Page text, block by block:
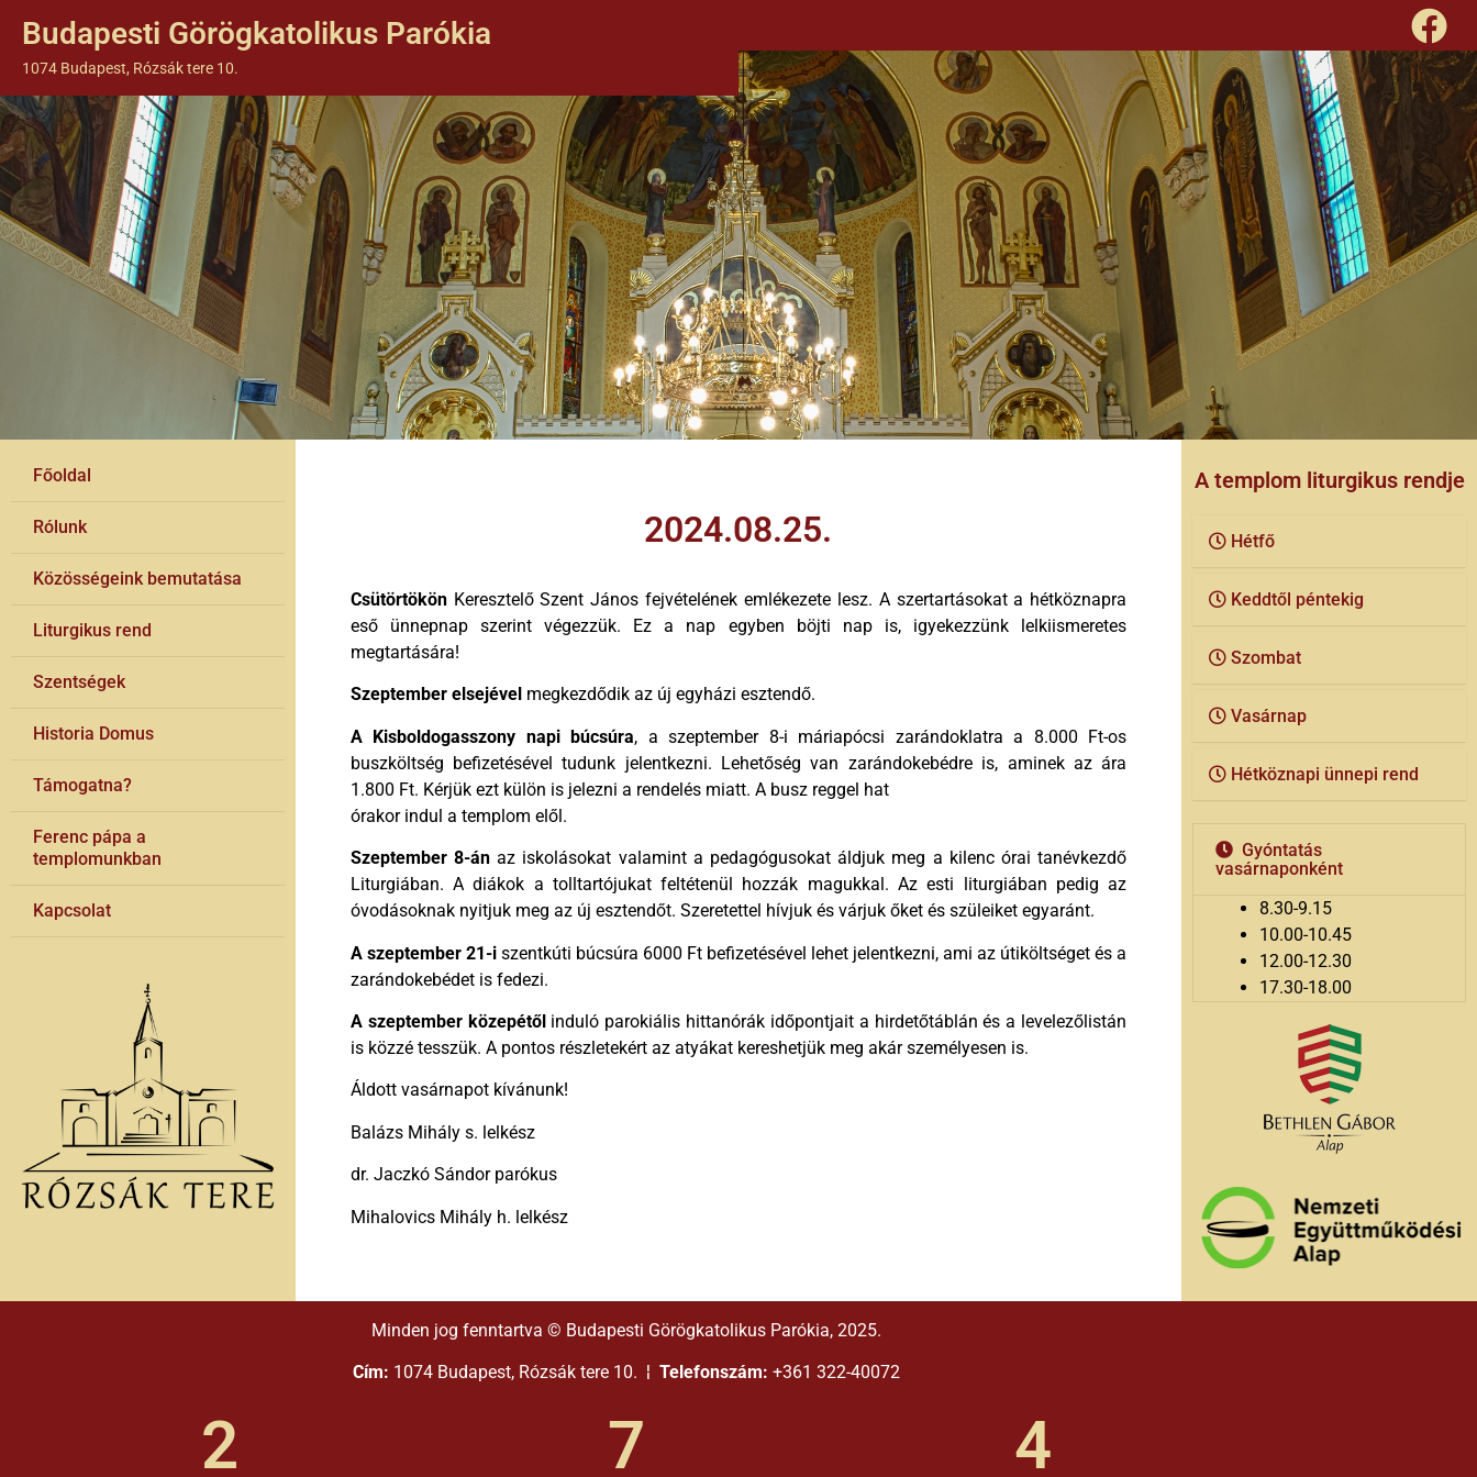
Budapesti Görögkatolikus Parókia
1074 Budapest, Rózsák tere 10.
Főoldal
Rólunk
Közösségeink bemutatása
Liturgikus rend
Szentségek
Historia Domus
Támogatna?
Ferenc pápa a
templomunkban
Kapcsolat
2024.08.25.
CsütörtökönKeresztelő Szent János fejvételének emlékezete lesz. A szertartásokat a hétköznapra
eső ünnepnap szerint végezzük. Ez a nap egyben böjti nap is, igyekezzünk lelkiismeretes
megtartására!
Szeptember elsejével megkezdődik az új egyházi esztendő.
A Kisboldogasszony napi búcsúra, a szeptember 8-i máriapócsi zarándoklatra a 8.000 Ft-os
buszköltség befizetésével tudunk jelentkezni. Lehetőség van zarándokebédre is, aminek az ára
1.800 Ft. Kérjük ezt külön is jelezni a rendelés miatt. A busz reggel hat
órakor indul a templom elől.
Szeptember 8-án az iskolásokat valamint a pedagógusokat áldjuk meg a kilenc órai tanévkezdő
Liturgiában. A diákok a tolltartójukat feltétenül hozzák magukkal. Az esti liturgiában pedig az
óvodásoknak nyitjuk meg az új esztendőt. Szeretettel hívjuk és várjuk őket és szüleiket egyaránt.
A szeptember 21-iszentkúti búcsúra 6000 Ft befizetésével lehet jelentkezni, ami az útiköltséget és a
zarándokebédet is fedezi.
A szeptember közepétőlinduló parokiális hittanórák időpontjait a hirdetőtáblán és a levelezőlistán
is közzé tesszük. A pontos részletekért az atyákat kereshetjük meg akár személyesen is.
Áldott vasárnapot kívánunk!
Balázs Mihály s. lelkész
dr. Jaczkó Sándor parókus
Mihalovics Mihály h. lelkész
A templom liturgikus rendje
Hétfő
Keddtől péntekig
Szombat
Vasárnap
Hétköznapi ünnepi rend
Gyóntatás
vasárnaponként
8.30-9.15
10.00-10.45
12.00-12.30
17.30-18.00
Minden jog fenntartva © Budapesti Görögkatolikus Parókia, 2025.
Cím: 1074 Budapest, Rózsák tere 10. ¦ Telefonszám: +361 322-40072
2 7 4